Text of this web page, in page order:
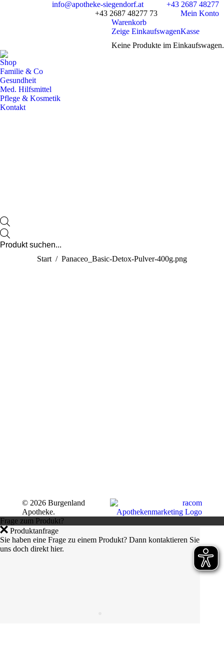
info@apotheke-siegendorf.at
+43 2687 48277
+43 2687 48277 73
Mein Konto
Warenkorb
Zeige EinkaufswagenKasse
Keine Produkte im Einkaufswagen.
Shop
Familie & Co
Gesundheit
Med. Hilfsmittel
Pflege & Kosmetik
Kontakt
search
Sie befinden sich hier:
Start Panaceo_Basic-Detox-Pulver-400g.png
© 2026 Burgenland
Apotheke.
Frage zum Produkt?
Produktanfrage
Sie haben eine Frage zu einem Produkt? Dann kontaktieren Sie
uns doch direkt hier.